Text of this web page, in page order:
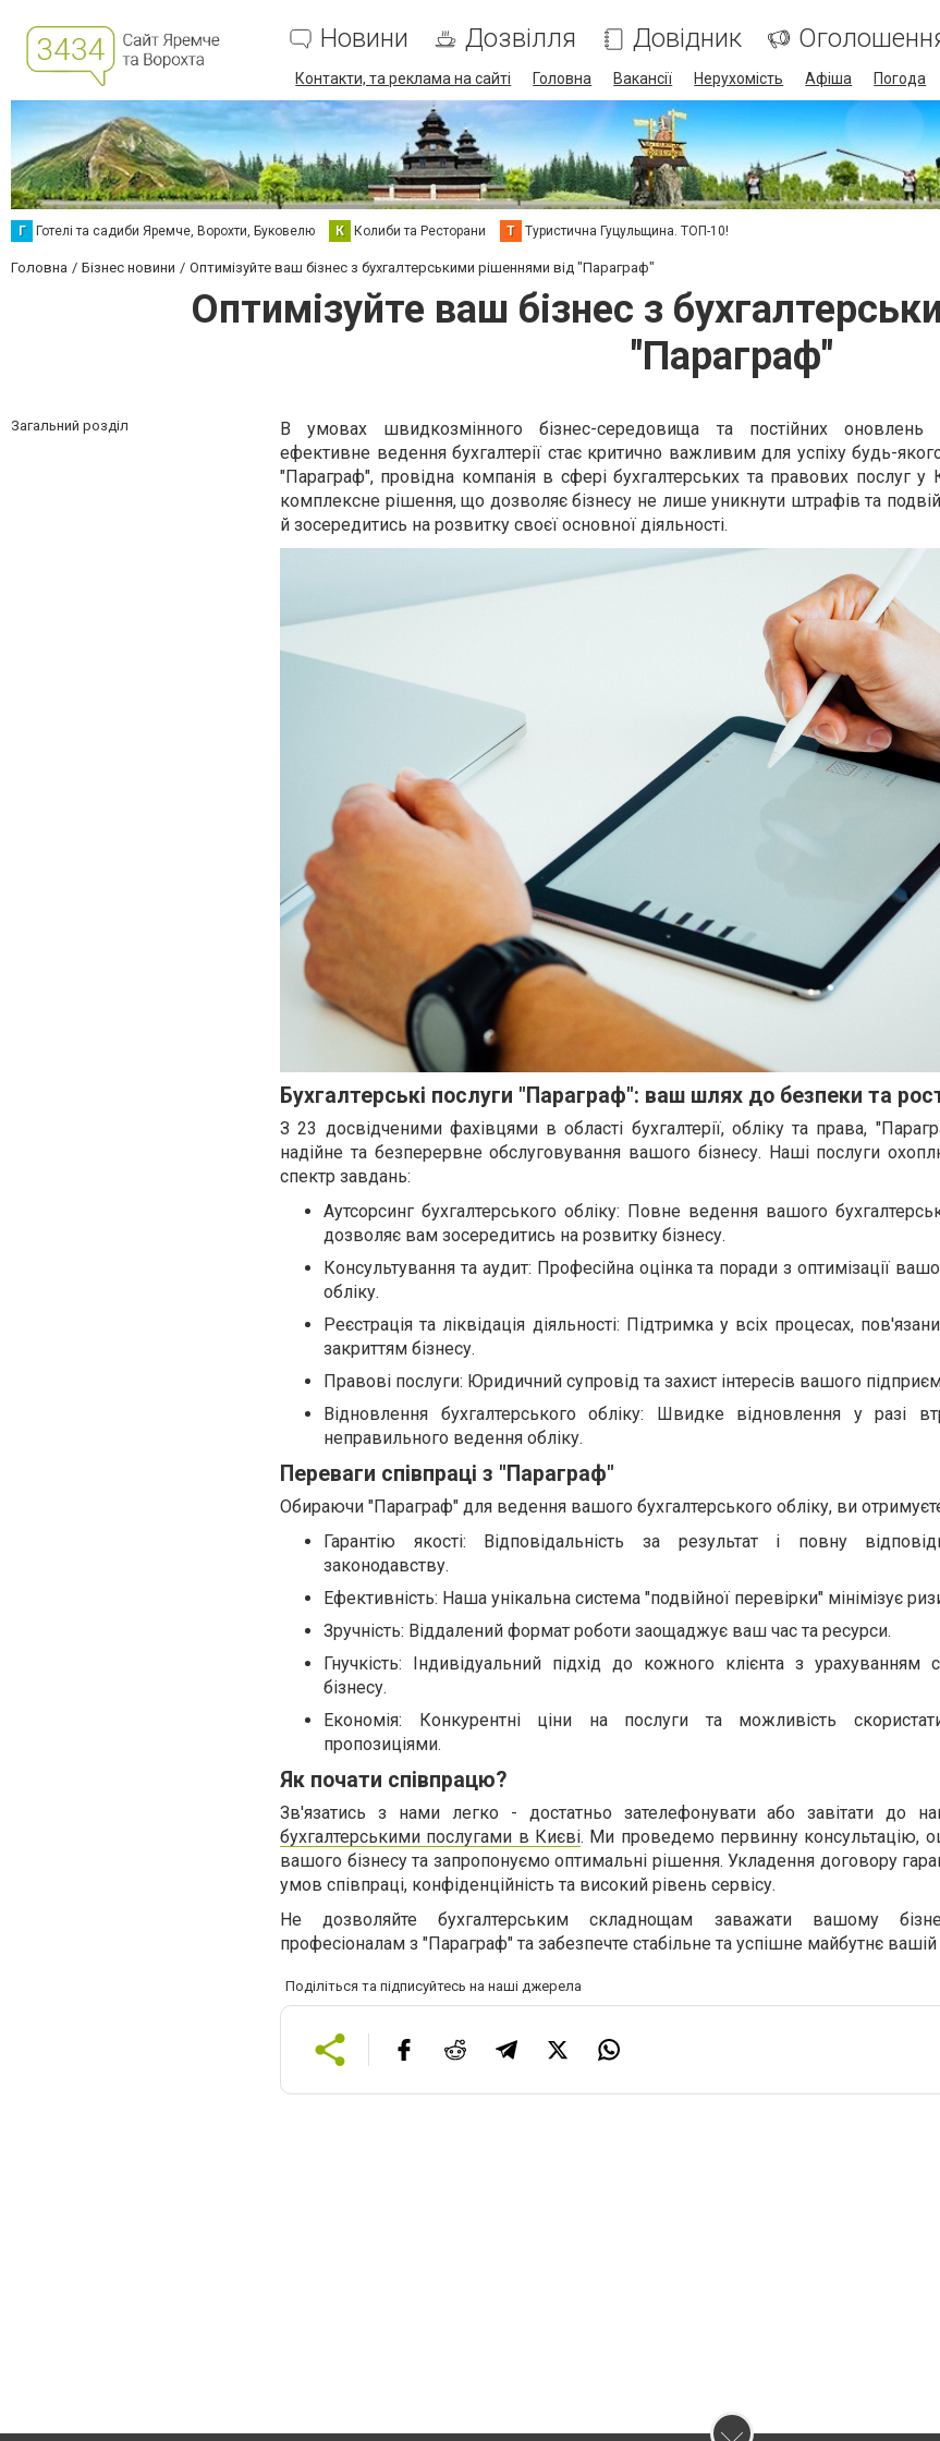
Новини Дозвілля Довідник
Контакти, та реклама на сайті Головна Вакансії Нерухомість Афіша Погода
Г Готелі та садиби Яремче, Ворохти, Буковелю К Колиби та Ресторани Т Туристична Гуцульщина. ТОП-10!
Головна Бізнес новини Оптимізуйте ваш бізнес з бухгалтерськими рішеннями від "Параграф"
Оптимізуйте ваш бізнес з
"Параграф"
Загальний розділ
В умовах швидкозмінного бізнес-середовища та постійних оновлень
ефективне ведення бухгалтерії стає критично важливим для успіху будь-
"Параграф", провідна компанія в сфері бухгалтерських та правових послуг у
комплексне рішення, що дозволяє бізнесу не лише уникнути штрафів та
й зосередитись на розвитку своєї основної діяльності.
Бухгалтерські послуги "Параграф": ваш шлях до безпеки та
З 23 досвідченими фахівцями в області бухгалтерії, обліку та права,
надійне та безперервне обслуговування вашого бізнесу. Наші послуги
спектр завдань:
Аутсорсинг бухгалтерського обліку: Повне ведення вашого
дозволяє вам зосередитись на розвитку бізнесу.
Консультування та аудит: Професійна оцінка та поради з оптимізації
обліку.
Реєстрація та ліквідація діяльності: Підтримка у всіх процесах,
закриттям бізнесу.
Правові послуги: Юридичний супровід та захист інтересів вашого
Відновлення бухгалтерського обліку: Швидке відновлення у разі
неправильного ведення обліку.
Переваги співпраці з "Параграф"
Обираючи "Параграф" для ведення вашого бухгалтерського обліку, ви
Гарантію якості: Відповідальність за результат і повну
законодавству.
Ефективність: Наша унікальна система "подвійної перевірки" мінімізує
Зручність: Віддалений формат роботи заощаджує ваш час та ресурси.
Гнучкість: Індивідуальний підхід до кожного клієнта з урахуванням
бізнесу.
Економія: Конкурентні ціни на послуги та можливість
пропозиціями.
Як почати співпрацю?
Зв'язатись з нами легко - достатньо зателефонувати або завітати до
бухгалтерськими послугами в Києві. Ми проведемо первинну консультацію,
вашого бізнесу та запропонуємо оптимальні рішення. Укладення договору
умов співпраці, конфіденційність та високий рівень сервісу.
Не дозволяйте бухгалтерським складнощам заважати вашому
професіоналам з "Параграф" та забезпечте стабільне та успішне майбутнє вашій
Поділіться та підписуйтесь на наші джерела